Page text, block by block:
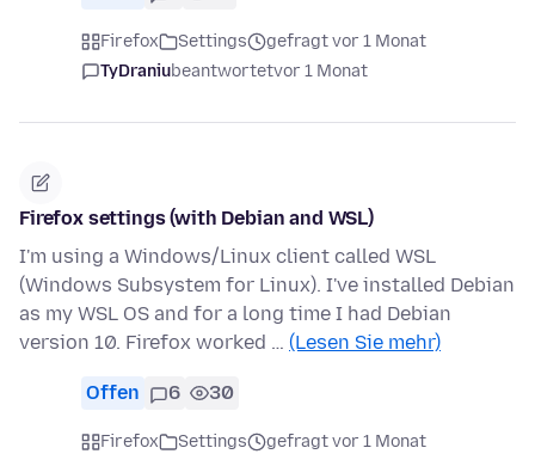
Firefox Settings
gefragt vor 1 Monat
TyDraniubeantwortetvor 1 Monat
Firefox settings (with Debian and WSL)
I'm using a Windows/Linux client called WSL
(Windows Subsystem for Linux). I've installed Debian
as my WSL OS and for a long time I had Debian
version 10. Firefox worked … (Lesen Sie mehr)
Offen 6 30
Firefox Settings
gefragt vor 1 Monat